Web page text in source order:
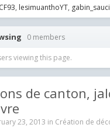
lesimuanthoYT
0 members
viewing this page.
de canton,
23, 2013 in Création de